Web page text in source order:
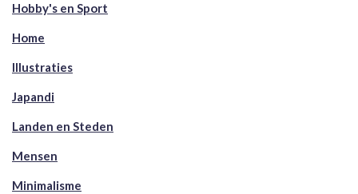
Hobby's en Sport
Home
Illustraties
Japandi
Landen en Steden
Mensen
Minimalisme